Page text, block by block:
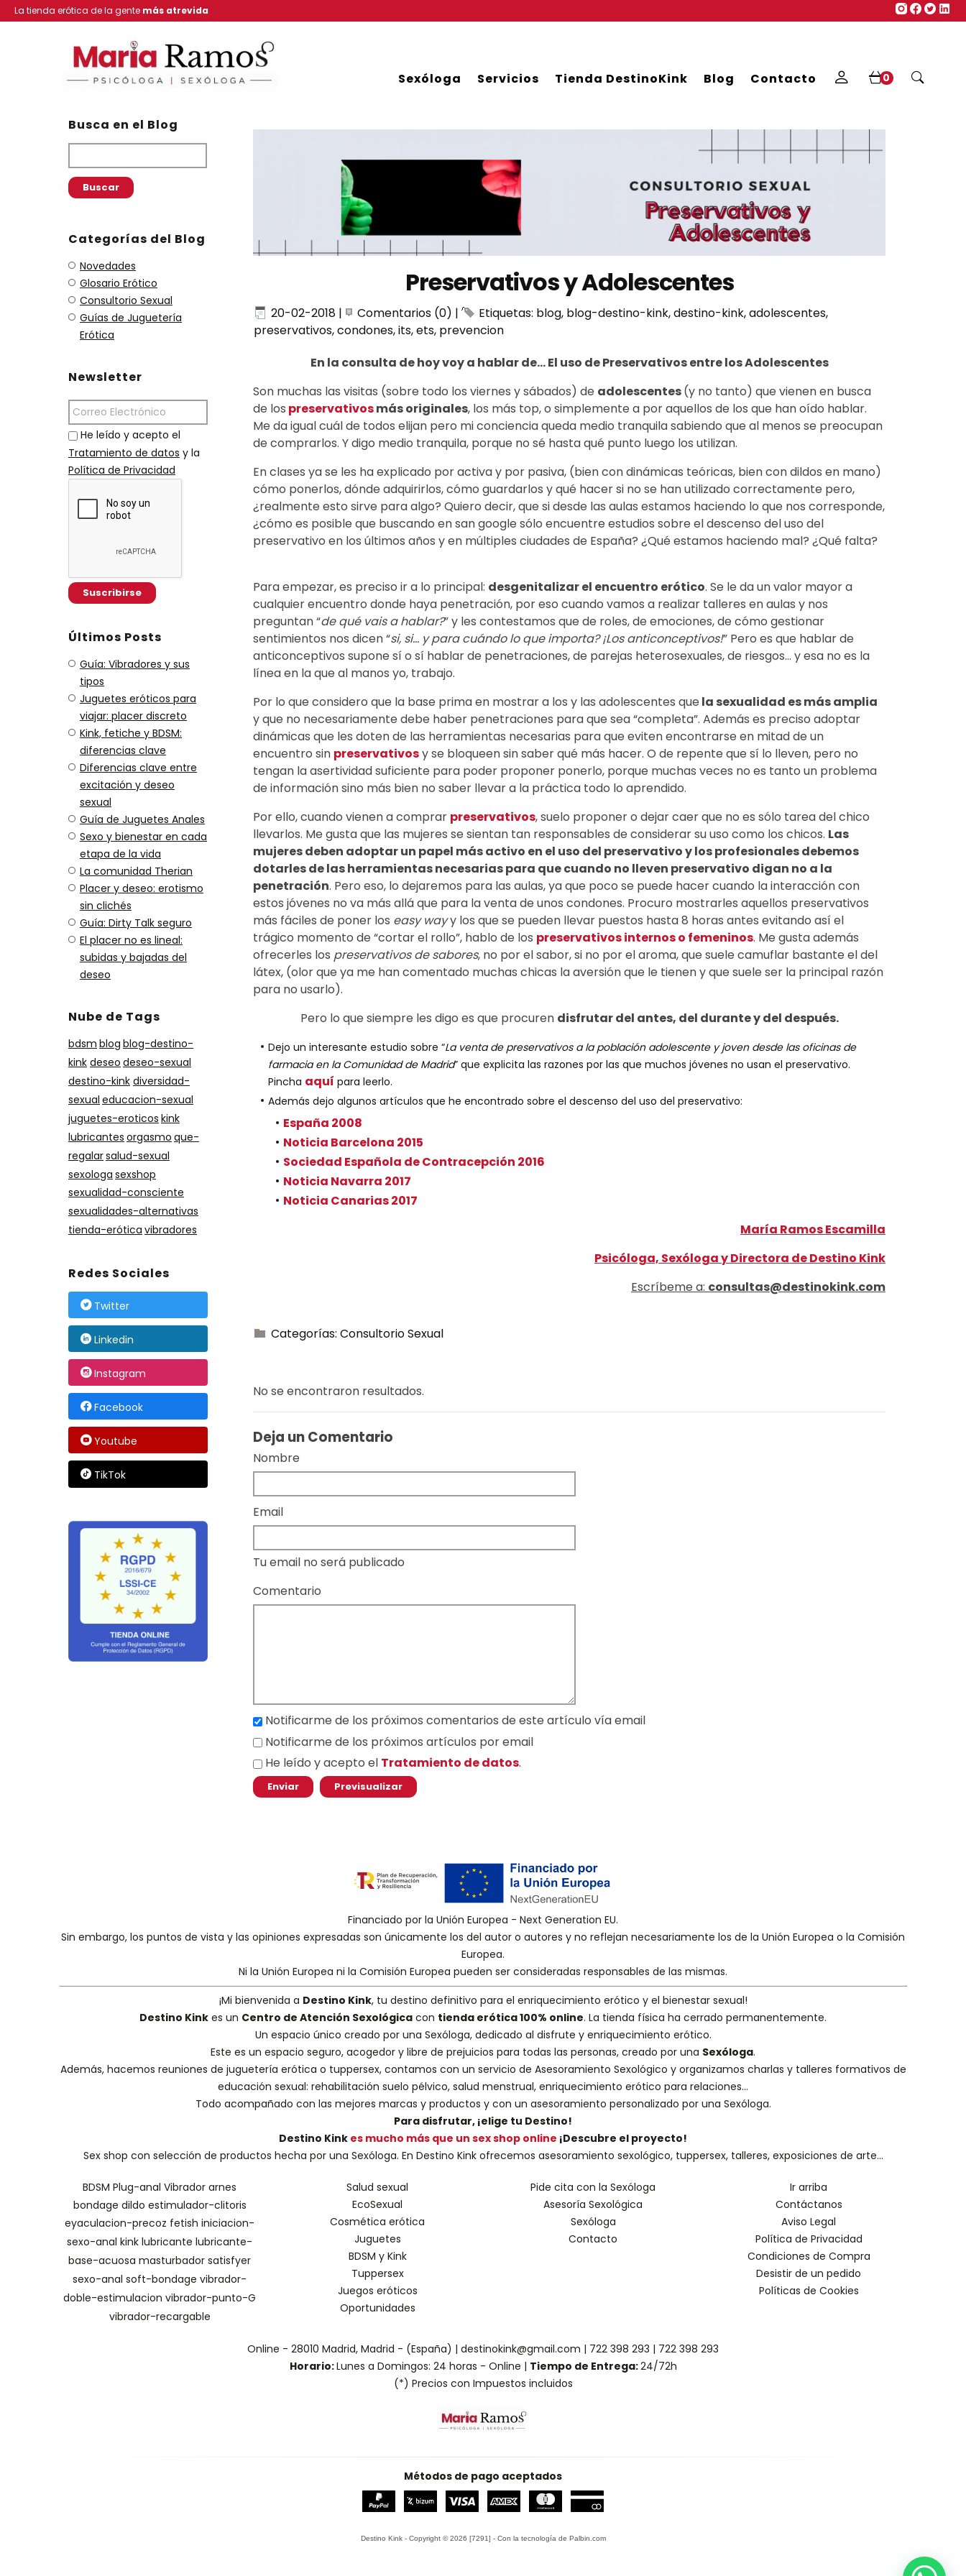
La tienda erótica de la gente más atrevida
Sexóloga Servicios Tienda DestinoKink Blog Contacto 0
Busca en el Blog
Categorías del Blog
Novedades
Glosario Erótico
Consultorio Sexual
Guías de Juguetería
Erótica
Newsletter
He leído y acepto el
Tratamiento de datos y la
Política de Privacidad
Últimos Posts
Guía: Vibradores y sus
tipos
Juguetes eróticos para
viajar: placer discreto
Kink, fetiche y BDSM:
diferencias clave
Diferencias clave entre
excitación y deseo
sexual
Guía de Juguetes Anales
Sexo y bienestar en cada
etapa de la vida
La comunidad Therian
Placer y deseo: erotismo
sin clichés
Guía: Dirty Talk seguro
El placer no es lineal:
subidas y bajadas del
deseo
Nube de Tags
bdsm blog blog-destino-
kink deseo deseo-sexual
destino-kink diversidad-
sexual educacion-sexual
juguetes-eroticos kink
lubricantes orgasmo que-
regalarsalud-sexual
sexologa sexshop
sexualidad-consciente
sexualidades-alternativas
tienda-erótica vibradores
Redes Sociales
Twitter
Linkedin
Instagram
Facebook
Youtube
TikTok
Preservativos y Adolescentes
20-02-2018 | Comentarios (0) | Etiquetas: blog, blog-destino-kink,destino-kink,adolescentes,
preservativos,condones,its,ets, prevencion
En la consulta de hoy voy a hablar de…El uso de Preservativos entre los Adolescentes
Son muchas las visitas (sobre todo los viernes y sábados) de adolescentes(y no tanto) que vienen en busca
de los preservativosmás originales, los más top, o simplemente a por aquellos de los que han oído hablar.
Me da igual cuál de todos elijan pero mi conciencia queda medio tranquila sabiendo que al menos se preocupan
de comprarlos. Y digo medio tranquila, porque no sé hasta qué punto luego los utilizan.
En clases ya se les ha explicado por activa y por pasiva, (bien con dinámicas teóricas, bien con dildos en mano)
cómo ponerlos, dónde adquirirlos, cómo guardarlos y qué hacer si no se han utilizado correctamente pero,
¿realmente esto sirve para algo? Quiero decir, que si desde las aulas estamos haciendo lo que nos corresponde,
¿cómo es posible que buscando en san google sólo encuentre estudios sobre el descenso del uso del
preservativo en los últimos años y en múltiples ciudades de España? ¿Qué estamos haciendo mal? ¿Qué falta?
Para empezar, es preciso ir a lo principal: desgenitalizar el encuentro erótico. Se le da un valor mayor a
cualquier encuentro donde haya penetración, por eso cuando vamos a realizar talleres en aulas y nos
preguntan “de qué vais a hablar?” y les contestamos que de roles, de emociones, de cómo gestionar
sentimientos nos dicen “si, si… y para cuándo lo que importa? ¡Los anticonceptivos!” Pero es que hablar de
anticonceptivos supone sí o sí hablar de penetraciones, de parejas heterosexuales, de riesgos... y esa no es la
línea en la que al manos yo, trabajo.
Por lo que considero que la base prima en mostrar a los y las adolescentes que la sexualidad es más amplia
y que no necesariamente debe haber penetraciones para que sea “completa”. Además es preciso adoptar
dinámicas que les doten de las herramientas necesarias para que eviten encontrarse en mitad de un
encuentro sin preservativosy se bloqueen sin saber qué más hacer. O de repente que sí lo lleven, pero no
tengan la asertividad suficiente para poder proponer ponerlo, porque muchas veces no es tanto un problema
de información sino más bien no saber llevar a la práctica todo lo aprendido.
Por ello, cuando vienen a comprar preservativos, suelo proponer o dejar caer que no es sólo tarea del chico
llevarlos. Me gusta que las mujeres se sientan tan responsables de considerar su uso como los chicos. Las
mujeres deben adoptar un papel más activo en el uso del preservativo y los profesionales debemos
dotarles de las herramientas necesarias para que cuando no lleven preservativo digan no a la
penetración. Pero eso, lo dejaremos para las aulas, ya que poco se puede hacer cuando la interacción con
estos jóvenes no va más allá que para la venta de unos condones. Procuro mostrarles aquellos preservativos
más fáciles de poner los easy wayy los que se pueden llevar puestos hasta 8 horas antes evitando así el
trágico momento de “cortar el rollo”, hablo de los preservativos internos o femeninos. Me gusta además
ofrecerles los preservativos de sabores, no por el sabor, si no por el aroma, que suele camuflar bastante el del
látex, (olor que ya me han comentado muchas chicas la aversión que le tienen y que suele ser la principal razón
para no usarlo).
Pero lo que siempre les digo es que procuren disfrutar del antes, del durante y del después.
Dejo un interesante estudio sobre “La venta de preservativos a la población adolescente y joven desde las oficinas de
farmacia en la Comunidad de Madrid” que explicita las razones por las que muchos jóvenes no usan el preservativo.
Pincha aquí para leerlo.
Además dejo algunos artículos que he encontrado sobre el descenso del uso del preservativo:
España 2008
Noticia Barcelona 2015
Sociedad Española de Contracepción 2016
Noticia Navarra 2017
Noticia Canarias 2017
María Ramos Escamilla
Psicóloga, Sexóloga y Directora de Destino Kink
Escríbeme a: consultas@destinokink.com
Categorías: Consultorio Sexual
No se encontraron resultados.
Deja un Comentario
Nombre
Email
Tu email no será publicado
Comentario
Notificarme de los próximos comentarios de este artículo vía email
Notificarme de los próximos artículos por email
He leído y acepto el Tratamiento de datos.
Financiado por la Unión Europea - Next Generation EU.
Sin embargo, los puntos de vista y las opiniones expresadas son únicamente los del autor o autores y no reflejan necesariamente los de la Unión Europea o la Comisión
Europea.
Ni la Unión Europea ni la Comisión Europea pueden ser consideradas responsables de las mismas.
¡Mi bienvenida a Destino Kink, tu destino definitivo para el enriquecimiento erótico y el bienestar sexual!
Destino Kink es un Centro de Atención Sexológica con tienda erótica 100% online. La tienda física ha cerrado permanentemente.
Un espacio único creado por una Sexóloga, dedicado al disfrute y enriquecimiento erótico.
Este es un espacio seguro, acogedor y libre de prejuicios para todas las personas, creado por una Sexóloga.
Además, hacemos reuniones de juguetería erótica o tuppersex, contamos con un servicio de Asesoramiento Sexológico y organizamos charlas y talleres formativos de
educación sexual: rehabilitación suelo pélvico, salud menstrual, enriquecimiento erótico para relaciones...
Todo acompañado con las mejores marcas y productos y con un asesoramiento personalizado por una Sexóloga.
Para disfrutar, ¡elige tu Destino!
Destino Kink es mucho más que un sex shop online ¡Descubre el proyecto!
Sex shop con selección de productos hecha por una Sexóloga. En Destino Kink ofrecemos asesoramiento sexológico, tuppersex, talleres, exposiciones de arte...
BDSM Plug-anal Vibrador arnes
bondage dildo estimulador-clitoris
eyaculacion-precoz fetish iniciacion-
sexo-anal kink lubricante lubricante-
base-acuosa masturbador satisfyer
sexo-anal soft-bondage vibrador-
doble-estimulacion vibrador-punto-G
vibrador-recargable
Salud sexual
EcoSexual
Cosmética erótica
Juguetes
BDSM y Kink
Tuppersex
Juegos eróticos
Oportunidades
Pide cita con la Sexóloga
Asesoría Sexológica
Sexóloga
Contacto
Ir arriba
Contáctanos
Aviso Legal
Política de Privacidad
Condiciones de Compra
Desistir de un pedido
Políticas de Cookies
Online - 28010 Madrid, Madrid - (España) | destinokink@gmail.com | 722 398 293 | 722 398 293
Horario:Lunes a Domingos: 24 horas - Online | Tiempo de Entrega:24/72h
(*) Precios con Impuestos incluidos
Métodos de pago aceptados
Destino Kink- Copyright © 2026 [7291] - Con la tecnología de Palbin.com